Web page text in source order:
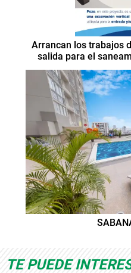
Arrancan los trabajos
salida para el
TE PUEDE